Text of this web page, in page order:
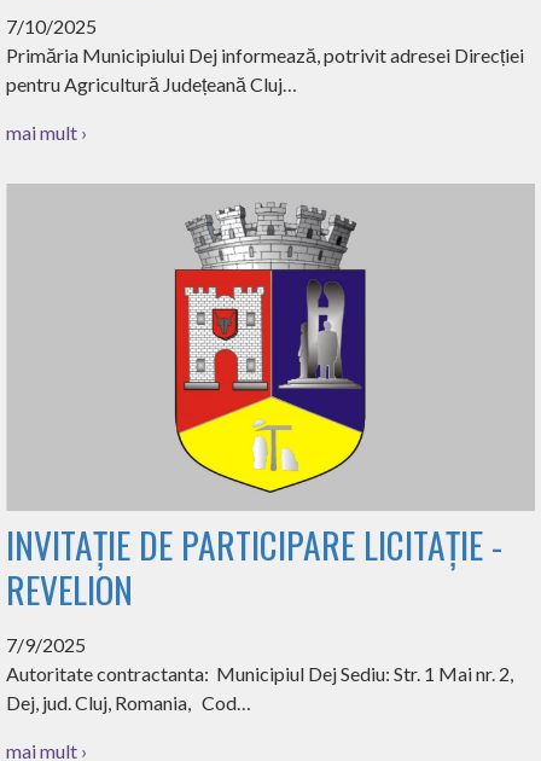
7/10/2025
Primăria Municipiului Dej informează, potrivit adresei Direcției
pentru Agricultură Județeană Cluj…
mai mult ›
INVITAȚIE DE PARTICIPARE LICITAȚIE -
REVELION
7/9/2025
Autoritate contractanta: Municipiul Dej Sediu: Str. 1 Mai nr. 2,
Dej, jud. Cluj, Romania, Cod…
mai mult ›